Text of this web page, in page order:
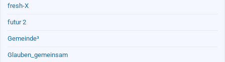
fresh-X
futur 2
Gemeinde³
Glauben_gemeinsam